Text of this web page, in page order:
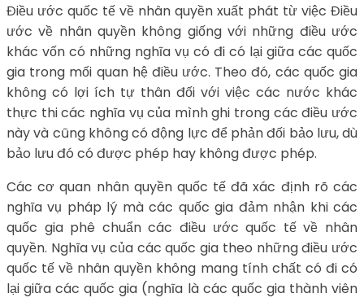
Điều ước quốc tế về nhân quyền xuất phát từ việc Điều
ước về nhân quyền không giống với những điều ước
khác vốn có những nghĩa vụ có đi có lại giữa các quốc
gia trong mối quan hệ điều ước. Theo đó, các quốc gia
không có lợi ích tự thân đối với việc các nước khác
thực thi các nghĩa vụ của mình ghi trong các điều ước
này và cũng không có động lực để phản đối bảo lưu, dù
bảo lưu đó có được phép hay không được phép.
Các cơ quan nhân quyền quốc tế đã xác định rõ các
nghĩa vụ pháp lý mà các quốc gia đảm nhận khi các
quốc gia phê chuẩn các điều ước quốc tế về nhân
quyền. Nghĩa vụ của các quốc gia theo những điều ước
quốc tế về nhân quyền không mang tính chất có đi có
lại giữa các quốc gia (nghĩa là các quốc gia thành viên